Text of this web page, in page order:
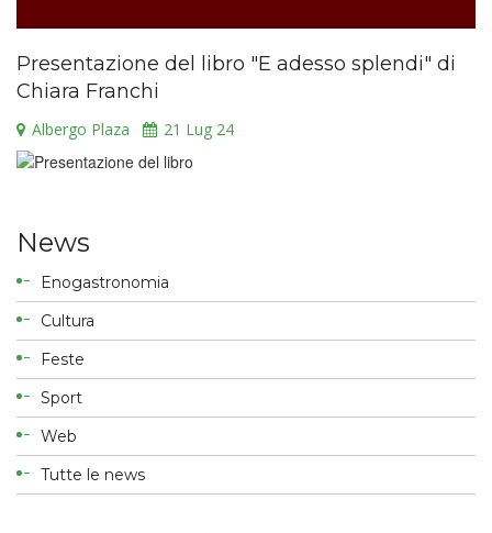
Presentazione del libro "E adesso splendi" di
Chiara Franchi
Albergo Plaza 21 Lug 24
News
Enogastronomia
Cultura
Feste
Sport
Web
Tutte le news